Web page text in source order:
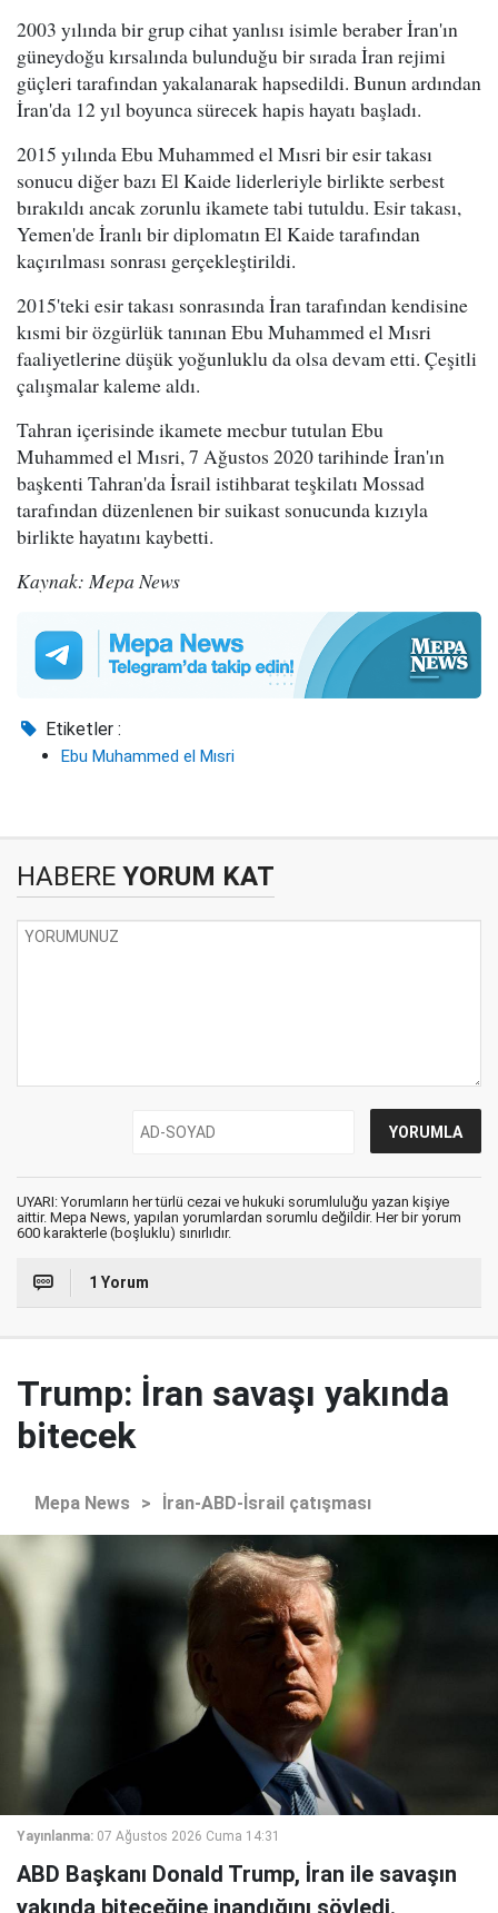
2003 yılında bir grup cihat yanlısı isimle beraber İran'ın
güneydoğu kırsalında bulunduğu bir sırada İran rejimi
güçleri tarafından yakalanarak hapsedildi. Bunun ardından
İran'da 12 yıl boyunca sürecek hapis hayatı başladı.
2015 yılında Ebu Muhammed el Mısri bir esir takası
sonucu diğer bazı El Kaide liderleriyle birlikte serbest
bırakıldı ancak zorunlu ikamete tabi tutuldu. Esir takası,
Yemen'de İranlı bir diplomatın El Kaide tarafından
kaçırılması sonrası gerçekleştirildi.
2015'teki esir takası sonrasında İran tarafından kendisine
kısmi bir özgürlük tanınan Ebu Muhammed el Mısri
faaliyetlerine düşük yoğunluklu da olsa devam etti. Çeşitli
çalışmalar kaleme aldı.
Tahran içerisinde ikamete mecbur tutulan Ebu
Muhammed el Mısri, 7 Ağustos 2020 tarihinde İran'ın
başkenti Tahran'da İsrail istihbarat teşkilatı Mossad
tarafından düzenlenen bir suikast sonucunda kızıyla
birlikte hayatını kaybetti.
Kaynak: Mepa News
Etiketler :
Ebu Muhammed el Mısri
HABERE YORUM KAT
UYARI: Yorumların her türlü cezai ve hukuki sorumluluğu yazan kişiye
aittir. Mepa News, yapılan yorumlardan sorumlu değildir. Her bir yorum
600 karakterle (boşluklu) sınırlıdır.
1 Yorum
Trump: İran savaşı yakında
bitecek
Mepa News > İran-ABD-İsrail çatışması
Yayınlanma: 07 Ağustos 2026 Cuma 14:31
ABD Başkanı Donald Trump, İran ile savaşın
yakında biteceğine inandığını söyledi.